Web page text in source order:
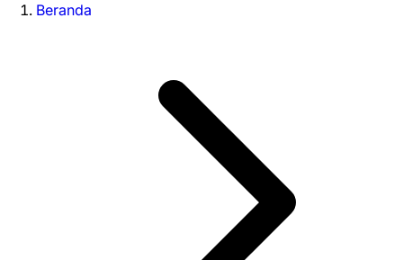
Beranda